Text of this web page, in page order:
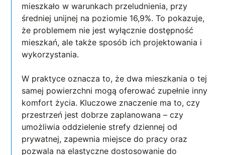
mieszkało w warunkach przeludnienia, przy
średniej unijnej na poziomie 16,9%. To pokazuje,
że problemem nie jest wyłącznie dostępność
mieszkań, ale także sposób ich projektowania i
wykorzystania.
W praktyce oznacza to, że dwa mieszkania o tej
samej powierzchni mogą oferować zupełnie inny
komfort życia. Kluczowe znaczenie ma to, czy
przestrzeń jest dobrze zaplanowana – czy
umożliwia oddzielenie strefy dziennej od
prywatnej, zapewnia miejsce do pracy oraz
pozwala na elastyczne dostosowanie do